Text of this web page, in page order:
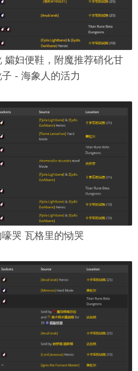
孀妇便鞋，附魔推荐硝化甘
- 海象人的活力
哭 瓦格里的恸哭